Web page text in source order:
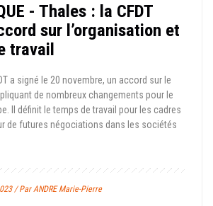
- Thales : la CFDT
sur l’organisation et
travail
a signé le 20 novembre, un accord sur le
de nombreux changements pour le
Il définit le temps de travail pour les cadres
de futures négociations dans les sociétés
/ Par ANDRE Marie-Pierre